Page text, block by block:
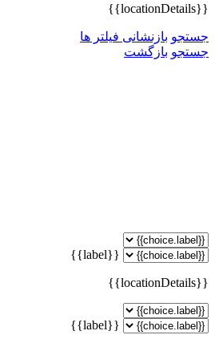
{{locationDetails}}
جستجو بازنشانی فیلتر ها
جستجو بازگشت
{{label}}
{{locationDetails}}
{{label}}